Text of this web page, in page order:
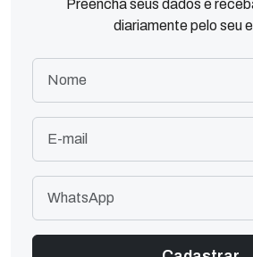
Preencha seus dados e
diariamente pelo seu